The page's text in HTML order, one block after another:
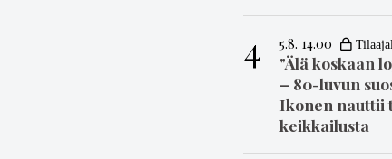
4 5.8. 14.00
"Älä koskaan
– 80-luvun
Ikonen nauttii
keikkailusta